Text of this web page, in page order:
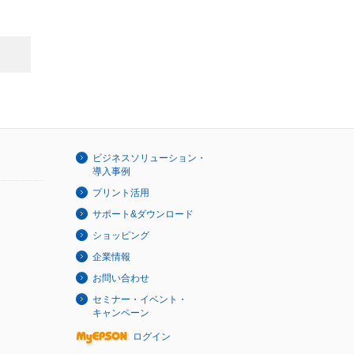
ビジネスソリューション・
導入事例
プリント活用
サポート&ダウンロード
ショッピング
企業情報
お問い合わせ
セミナー・イベント・
キャンペーン
ログイン